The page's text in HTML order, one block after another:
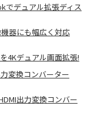
でデュアル拡張ディス
器にも幅広く対応
4Kデュアル画面拡張!
変換コンバーター
出力変換コンバー